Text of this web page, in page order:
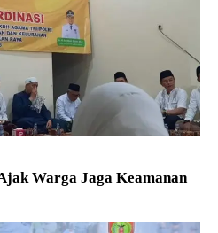
Warga Jaga Keamanan